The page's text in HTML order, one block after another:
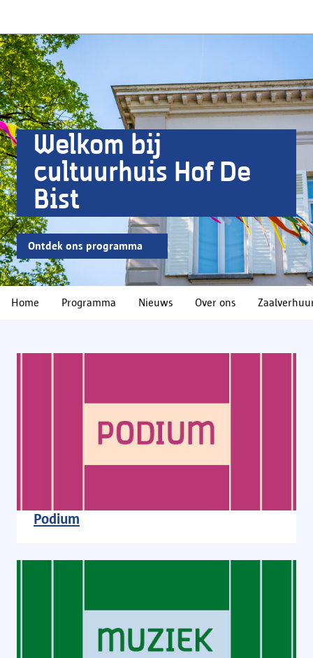
Welkom bij
cultuurhuis Hof De
Bist
Ontdek ons programma
Home Programma Nieuws Over ons
Podium